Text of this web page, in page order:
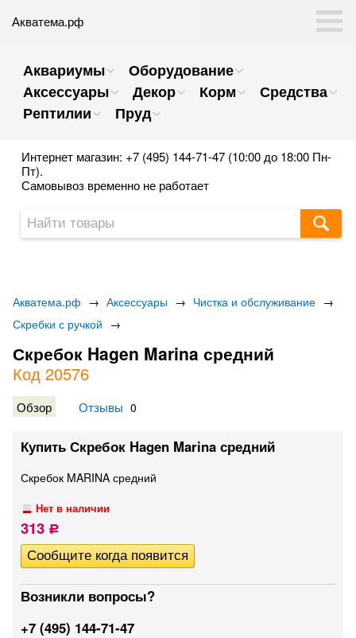
Акватема.рф
Аквариумы
Оборудование
Аксессуары
Декор Корм
Средства
Рептилии
Пруд
Интернет магазин: +7 (495) 144-71-47 (10:00 до 18:00 Пн-
Пт).
Самовывоз временно не работает
Акватема.рф → Аксессуары → Чистка и обслуживание →
Скребки с ручкой →
Скребок Hagen Marina средний
Код 20576
Обзор Отзывы 0
Купить Скребок Hagen Marina средний
Скребок MARINA средний
Нет в наличии
313 Р
Возникли вопросы?
+7 (495) 144-71-47